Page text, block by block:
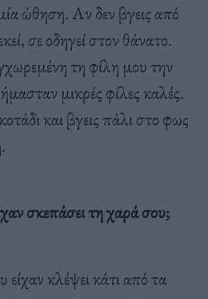
ώθηση. Αν δεν βγεις από
σε οδηγεί στον θάνατο.
τη φίλη µου την
µικρές φίλες καλές.
και βγεις πάλι στο φως
σκεπάσει τη χαρά σου;
κλέψει κάτι από τα